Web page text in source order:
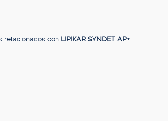
relacionados con LIPIKAR SYNDET AP+